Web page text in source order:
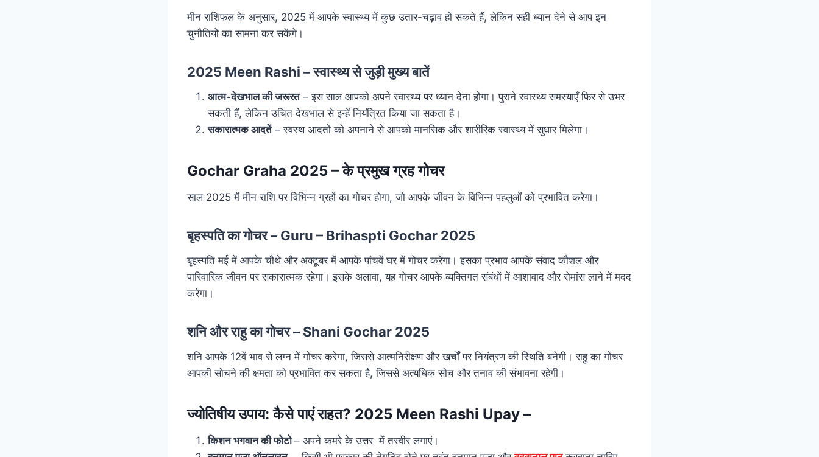
मीन राशिफल के अनुसार, 2025 में आपके स्वास्थ्य में कुछ उतार-चढ़ाव हो सकते हैं, लेकिन सही ध्यान देने से आप इन
चुनौतियों का सामना कर सकेंगे।
2025 Meen Rashi – स्वास्थ्य से जुड़ी मुख्य बातें
आत्म-देखभाल की जरूरत– इस साल आपको अपने स्वास्थ्य पर ध्यान देना होगा। पुराने स्वास्थ्य समस्याएँ फिर से उभर
सकती हैं, लेकिन उचित देखभाल से इन्हें नियंत्रित किया जा सकता है।
सकारात्मक आदतें– स्वस्थ आदतों को अपनाने से आपको मानसिक और शारीरिक स्वास्थ्य में सुधार मिलेगा।
Gochar Graha 2025 – के प्रमुख ग्रह गोचर
साल 2025 में मीन राशि पर विभिन्न ग्रहों का गोचर होगा, जो आपके जीवन के विभिन्न पहलुओं को प्रभावित करेगा।
बृहस्पति का गोचर – Guru – Brihaspti Gochar 2025
बृहस्पति मई में आपके चौथे और अक्टूबर में आपके पांचवें घर में गोचर करेगा। इसका प्रभाव आपके संवाद कौशल और
पारिवारिक जीवन पर सकारात्मक रहेगा। इसके अलावा, यह गोचर आपके व्यक्तिगत संबंधों में आशावाद और रोमांस लाने में मदद
करेगा।
शनि और राहु का गोचर – Shani Gochar 2025
शनि आपके 12वें भाव से लग्न में गोचर करेगा, जिससे आत्मनिरीक्षण और खर्चों पर नियंत्रण की स्थिति बनेगी। राहु का गोचर
आपकी सोचने की क्षमता को प्रभावित कर सकता है, जिससे अत्यधिक सोच और तनाव की संभावना रहेगी।
ज्योतिषीय उपाय: कैसे पाएं राहत? 2025 Meen Rashi Upay –
किशन भगवान की फोटो– अपने कमरे के उत्तर में तस्वीर लगाएं।